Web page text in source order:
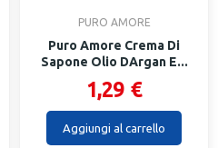
PURO AMORE
Puro Amore Crema Di
Sapone Olio DArgan E...
1,29 €
Aggiungi al carrello